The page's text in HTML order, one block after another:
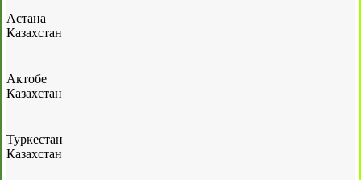
Астана
Казахстан
Актобе
Казахстан
Туркестан
Казахстан